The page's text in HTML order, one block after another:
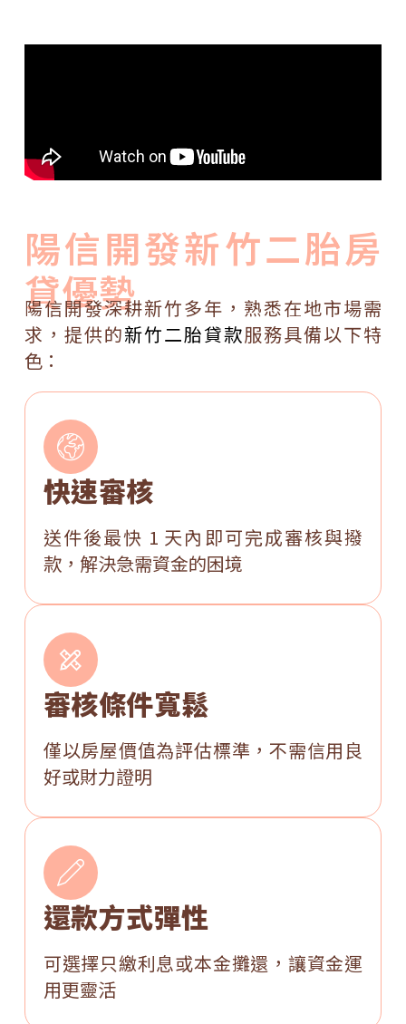
陽信開發新竹二胎房
貸優勢
陽信開發深耕新竹多年，熟悉在地市場需
求，提供的新竹二胎貸款服務具備以下特
色：
快速審核
送件後最快 1 天內即可完成審核與撥
款，解決急需資金的困境
審核條件寬鬆
僅以房屋價值為評估標準，不需信用良
好或財力證明
還款方式彈性
可選擇只繳利息或本金攤還，讓資金運
用更靈活